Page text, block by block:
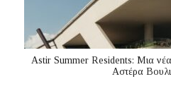
Astir Summer Residents: Μια νέα
Αστέρα